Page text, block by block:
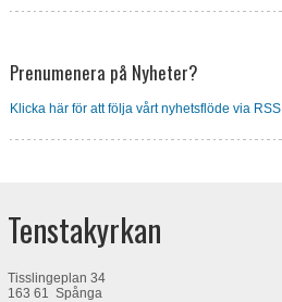
Prenumenera på Nyheter?
Klicka här för att följa vårt nyhetsflöde via RSS
Tenstakyrkan
Tisslingeplan 34
163 61 Spånga